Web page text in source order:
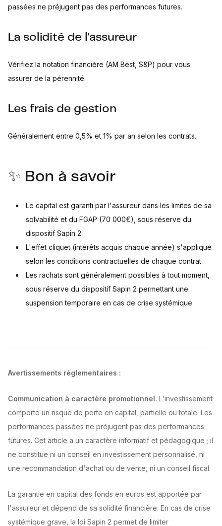
passées ne préjugent pas des performances futures.
La solidité de l'assureur
Vérifiez la notation financière (AM Best, S&P) pour vous
assurer de la pérennité.
Les frais de gestion
Généralement entre 0,5% et 1% par an selon les contrats.
✨ Bon à savoir
Le capital est garanti par l'assureur dans les limites de sa
solvabilité et du FGAP (70 000€), sous réserve du
dispositif Sapin 2
L'effet cliquet (intérêts acquis chaque année) s'applique
selon les conditions contractuelles de chaque contrat
Les rachats sont généralement possibles à tout moment,
sous réserve du dispositif Sapin 2 permettant une
suspension temporaire en cas de crise systémique
Avertissements réglementaires :
Communication à caractère promotionnel. L'investissement
comporte un risque de perte en capital, partielle ou totale. Les
performances passées ne préjugent pas des performances
futures. Cet article a un caractère informatif et pédagogique ; il
ne constitue ni un conseil en investissement personnalisé, ni
une recommandation d'achat ou de vente, ni un conseil fiscal.
La garantie en capital des fonds en euros est apportée par
l'assureur et dépend de sa solidité financière. En cas de crise
systémique grave, la loi Sapin 2 permet de limiter